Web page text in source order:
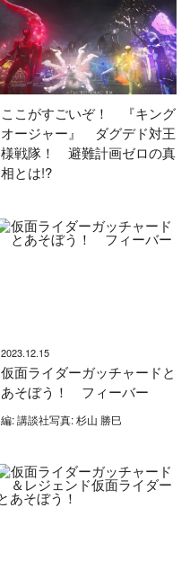
ここがすごいぞ！ 『キング
オージャー』 ダグデド対王
様戦隊！ 避難計画ゼロの真
相とは!?
2023.12.15
仮面ライダーガッチャードと
あそぼう！ フィーバー
編: 講談社写真: 杉山 勝巳